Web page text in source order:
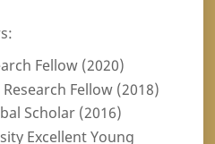
Fellow (2020)
Fellow (2018)
Scholar (2016)
Excellent Young